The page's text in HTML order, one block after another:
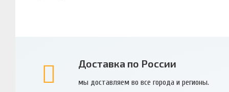
Доставка по России
мы доставляем во все города и регионы.